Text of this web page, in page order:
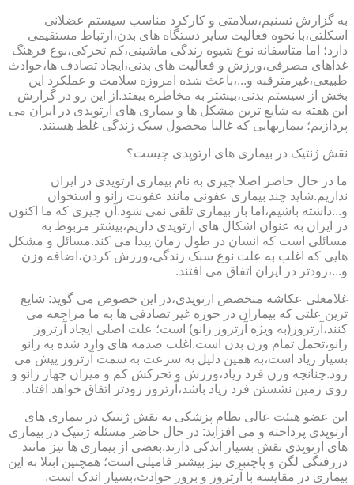
به گزارش تسنیم،سلامتی و کارکرد مناسب سیستم عضلانی
اسکلتی،با نحوه فعالیت سایر دستگاه های بدن،ارتباط مستقیمی
دارد؛ اما متاسفانه نوع شیوه زندگی ماشینی،کم تحرکی،نوع فرهنگ
غذاهای مصرفی،ورزش و فعالیت های بدنی،ایجاد تصادف ها،حوادث
طبیعی،غیرمترقبه و...،باعث شده امروزه سلامت و عملکرد این
بخش از سیستم بدنی،بیشتر به مخاطره بیفتد.از این رو در گزارش
این هفته به شایع ترین مشکل ها و بیماری های ارتوپدی در ایران می
پردازیم؛ بیماریهایی که غالبا محصول سبک زندگی غلط هستند.
نقش ژنتیک در بیماری های ارتوپدی چیست؟
ما در حال حاضر اصلا چیزی به نام بیماری ارتوپدی در ایران
نداریم.شاید چند بیماری عفونی مانند عفونت زانو و استخوان
و...داشته باشیم،اما باز بیماری تلقی نمی شود.آن چیزی که ما اکنون
در ایران به عنوان اشکال های ارتوپدی داریم،بیشتر مربوط به
مسائلی است که انسان در طول زمان پیدا می کند.مسائل و مشکل
هایی که اغلب به علت نوع سبک زندگی،ورزش کردن،اضافه وزن
و...،زودتر در ایران اتفاق می افتند.
غلامعلی عکاشه متخصص ارتوپدی،در این خصوص می گوید: شایع
ترین علتی که بیماران در حوزه غیر تصادفی ها به ما مراجعه می
کنند،آرتروز(به ویژه آرتروز زانو) است؛ علت اصلی ایجاد آرتروز
زانو،تحمل تمام وزن بدن است.اغلب صدمه های وارد شده به زانو
بسیار زیاد است،به همین دلیل به سرعت به سمت آرتروز پیش می
رود.چنانچه وزن فرد زیاد،ورزش و تحرکش کم و میزان چهار زانو و
روی زمین نشستن فرد زیاد باشد،آرتروز زودتر اتفاق خواهد افتاد.
این عضو هیئت عالی نظام پزشکی به نقش ژنتیک در بیماری های
ارتوپدی پرداخته و می افزاید: در حال حاضر مسئله ژنتیک در بیماری
های ارتوپدی نقش بسیار اندکی دارند.بعضی از بیماری ها نیز مانند
دررفتگی لگن و پاچنبری نیز بیشتر فامیلی است؛ همچنین ابتلا به این
بیماری در مقایسه با آرتروز و بروز حوادث،بسیار اندک است.